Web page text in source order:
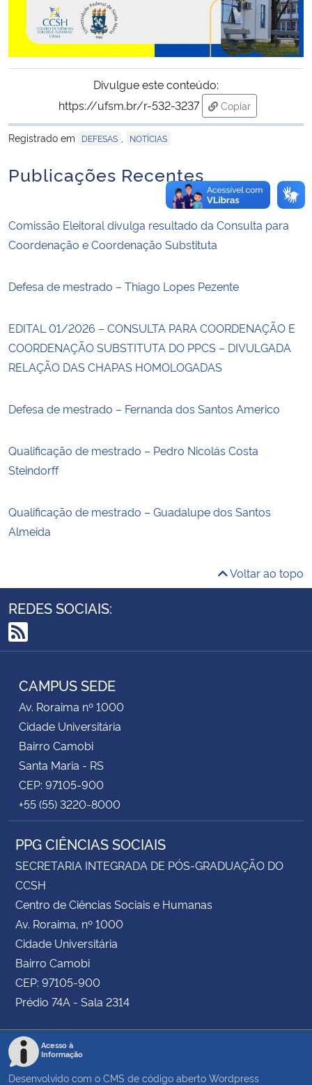
Banco Central do Brasil
Divulgue este conteúdo:
https://ufsm.br/r-532-3237
Copiar
para área de
Registrado em
DEFESAS NOTÍCIAS
Publicações Recentes
Comissão Eleitoral divulga resultado da Consulta para
Coordenação e Coordenação Substituta
Defesa de mestrado – Thiago Lopes Pezente
EDITAL 01/2026 – CONSULTA PARA COORDENAÇÃO E
COORDENAÇÃO SUBSTITUTA DO PPCS – DIVULGADA
RELAÇÃO DAS CHAPAS HOMOLOGADAS
Defesa de mestrado – Fernanda dos Santos Americo
Qualificação de mestrado – Pedro Nicolás Costa
Steindorff
Qualificação de mestrado – Guadalupe dos Santos
Almeida
Voltar ao topo
REDES SOCIAIS:
RSS
CAMPUS SEDE
Av. Roraima nº 1000
Cidade Universitária
Bairro Camobi
Santa Maria - RS
CEP: 97105-900
+55 (55) 3220-8000
PPG CIÊNCIAS SOCIAIS
SECRETARIA INTEGRADA DE PÓS-GRADUAÇÃO DO
CCSH
Centro de Ciências Sociais e Humanas
Av. Roraima, nº 1000
Cidade Universitária
Bairro Camobi
CEP: 97105-900
Prédio 74A - Sala 2314
Acesso à
Informação
Desenvolvido com o CMS de código aberto Wordpress